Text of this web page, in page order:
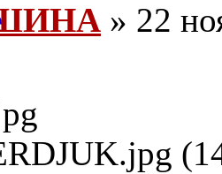
» 22